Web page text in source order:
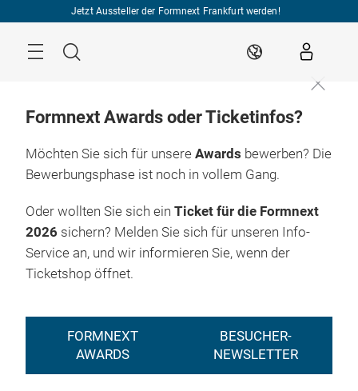
Jetzt Aussteller der Formnext Frankfurt werden!
Suche DE
Formnext Awards oder Ticketinfos?
Möchten Sie sich für unsere Awards bewerben? Die
Bewerbungsphase ist noch in vollem Gang.
Oder wollten Sie sich ein Ticket für die Formnext
2026 sichern? Melden Sie sich für unseren Info-
Service an, und wir informieren Sie, wenn der
Ticketshop öffnet.
FORMNEXT
AWARDS
BESUCHER-
NEWSLETTER